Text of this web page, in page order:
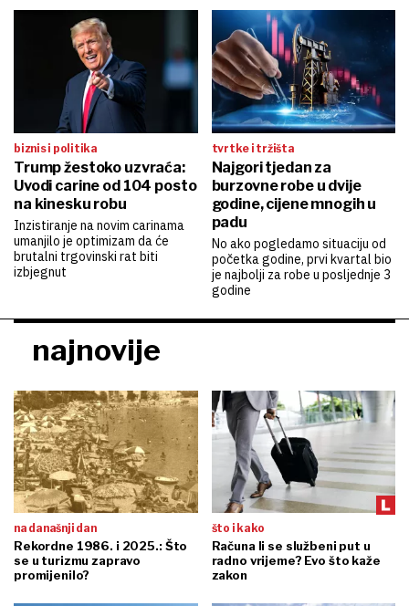
biznis i politika
Trump žestoko uzvraća:
Uvodi carine od 104 posto
na kinesku robu
Inzistiranje na novim carinama
umanjilo je optimizam da će
brutalni trgovinski rat biti
izbjegnut
tvrtke i tržišta
Najgori tjedan za
burzovne robe u dvije
godine, cijene mnogih u
padu
No ako pogledamo situaciju od
početka godine, prvi kvartal bio
je najbolji za robe u posljednje 3
godine
najnovije
na današnji dan
Rekordne 1986. i 2025.: Što
se u turizmu zapravo
promijenilo?
što i kako
Računa li se službeni put u
radno vrijeme? Evo što kaže
zakon